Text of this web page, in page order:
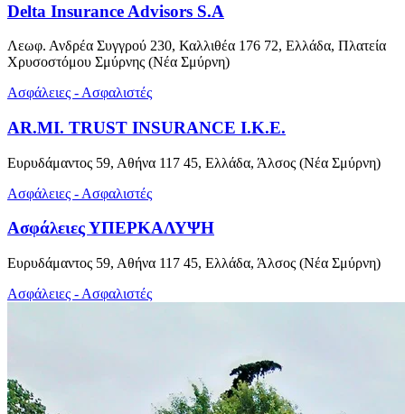
Delta Insurance Advisors S.A
Λεωφ. Ανδρέα Συγγρού 230, Καλλιθέα 176 72, Ελλάδα, Πλατεία
Χρυσοστόμου Σμύρνης (Νέα Σμύρνη)
Ασφάλειες - Ασφαλιστές
AR.MI. TRUST INSURANCE Ι.Κ.Ε.
Ευρυδάμαντος 59, Αθήνα 117 45, Ελλάδα, Άλσος (Νέα Σμύρνη)
Ασφάλειες - Ασφαλιστές
Ασφάλειες ΥΠΕΡΚΑΛΥΨΗ
Ευρυδάμαντος 59, Αθήνα 117 45, Ελλάδα, Άλσος (Νέα Σμύρνη)
Ασφάλειες - Ασφαλιστές